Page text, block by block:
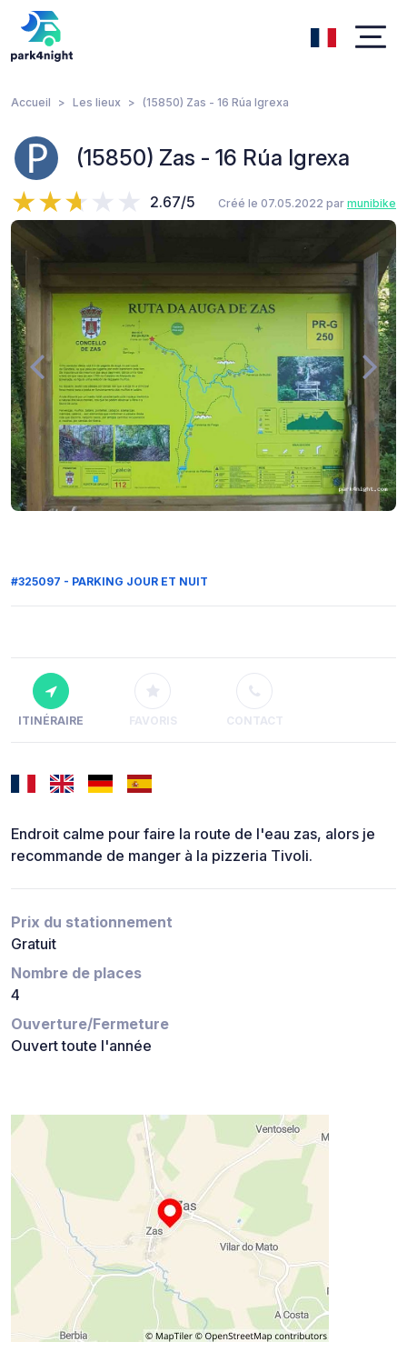
Accueil Les lieux (15850) Zas - 16 Rúa Igrexa
(15850) Zas - 16 Rúa Igrexa
2.67/5 Créé le 07.05.2022 par munibike
#325097 - PARKING JOUR ET NUIT
ITINÉRAIRE FAVORIS CONTACT
Endroit calme pour faire la route de l'eau zas, alors je
recommande de manger à la pizzeria Tivoli.
Prix du stationnement
Gratuit
Nombre de places
4
Ouverture/Fermeture
Ouvert toute l'année